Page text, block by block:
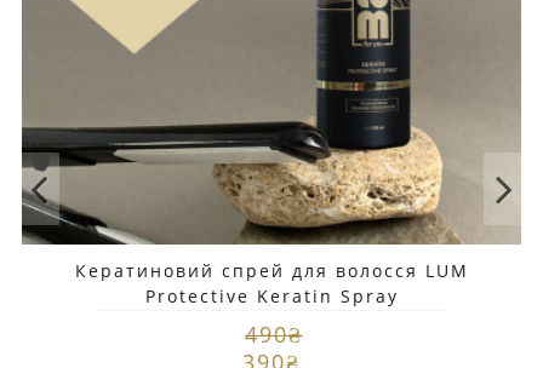
Кератиновий спрей для волосся LUM
Protective Keratin Spray
490₴
390₴